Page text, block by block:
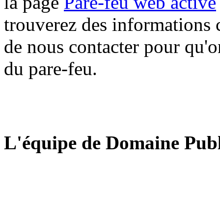
trouverez des informations
de nous contacter pour
du pare-feu.
L'équipe de Domaine